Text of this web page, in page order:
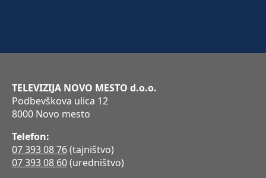
TELEVIZIJA NOVO MESTO d.o.o.
Podbevškova ulica 12
8000 Novo mesto
Telefon:
07 393 08 76(tajništvo)
07 393 08 60(uredništvo)